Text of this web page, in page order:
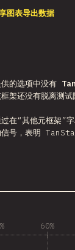
图表导出数据
的选项中没有
架还没有脱离测试
在“其他元框架”
信号，表明
60%